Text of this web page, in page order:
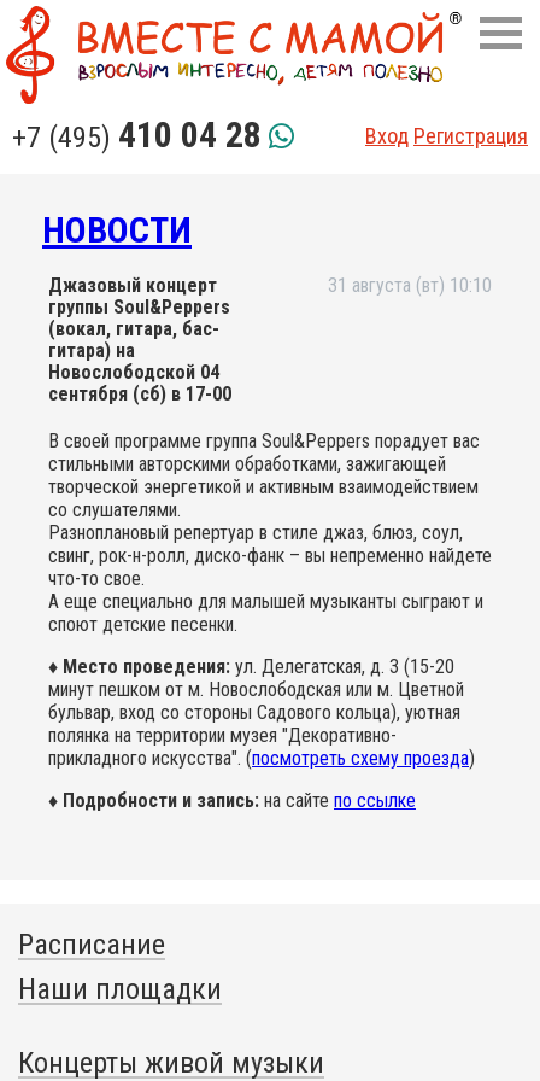
+7 (495) 410 04 28 Вход Регистрация
НОВОСТИ
Джазовый концерт
группы Soul&Peppers
(вокал, гитара, бас-
гитара) на
Новослободской 04
сентября (сб) в 17-00
31 августа (вт) 10:10
В своей программе группа Soul&Peppers порадует вас
стильными авторскими обработками, зажигающей
творческой энергетикой и активным взаимодействием
со слушателями.
Разноплановый репертуар в стиле джаз, блюз, соул,
свинг, рок-н-ролл, диско-фанк – вы непременно найдете
что-то свое.
А еще специально для малышей музыканты сыграют и
споют детские песенки.
♦ Место проведения: ул. Делегатская, д. 3 (15-20
минут пешком от м. Новослободская или м. Цветной
бульвар, вход со стороны Садового кольца), уютная
полянка на территории музея "Декоративно-
прикладного искусства". (посмотреть схему проезда)
♦ Подробности и запись: на сайте по ссылке
Расписание
Наши площадки
Концерты живой музыки